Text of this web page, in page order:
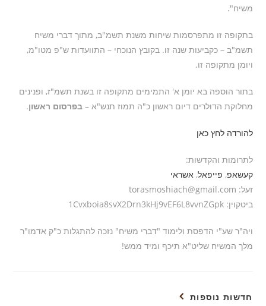
משיח".
בתקופה זו מתפרסמות שיחות משנת תשמ"ב, מתוך דברי משיח
תשמ"ב – כקביעות שנה זו. בקובץ הנוכחי – התוועדות ש"פ מטו"מ,
ויומן מתקופה זו.
בתור הוספה בא יומן א' התמימים מתקופה זו בשנת תשמ"ז, ופנינים
מחלוקת הדולרים דיום ראשון כ"ה תמוז תנש"א –בפרסום ראשון.
להורדה לחץ כאן
לתרומות והקדשות:
קעשאפ, פייפאל,אשראי
זעל: torasmoshiach@gmail.com
ביטקוין: 1Cvxboia8svX2Drn3kHj9vEF6L8vvnZGpk
ויה"ר שע"י הדפסת ולימוד "דברי משיח" נזכה להתגלות כ"ק אדמו"ר
מלך המשיח שליט"א תיכף ומיד ממש!
חדשות נוספות